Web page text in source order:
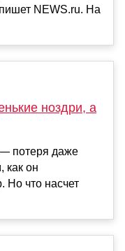
NEWS.ru. На
ноздри, а
— потеря даже
как он
Но что насчет